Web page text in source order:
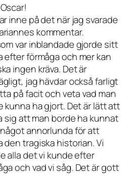
inne på det när jag svarade
kommentar.
var inblandade gjorde sitt
efter förmåga och mer kan
ingen kräva. Det är
jag hävdar också farligt
på facit och veta vad man
kunna ha gjort. Det är lätt att
sig att man borde ha kunnat
annorlunda för att
den tragiska historian. Vi
alla det vi kunde efter
och vad vi såg. Det är gott